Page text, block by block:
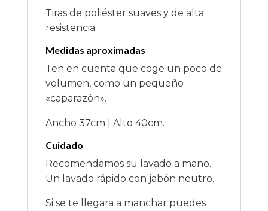
Tiras de poliéster suaves y de alta
resistencia.
Medidas aproximadas
Ten en cuenta que coge un poco de
volumen, como un pequeño
«caparazón».
Ancho 37cm | Alto 40cm.
Cuidado
Recomendamos su lavado a mano.
Un lavado rápido con jabón neutro.
Si se te llegara a manchar puedes